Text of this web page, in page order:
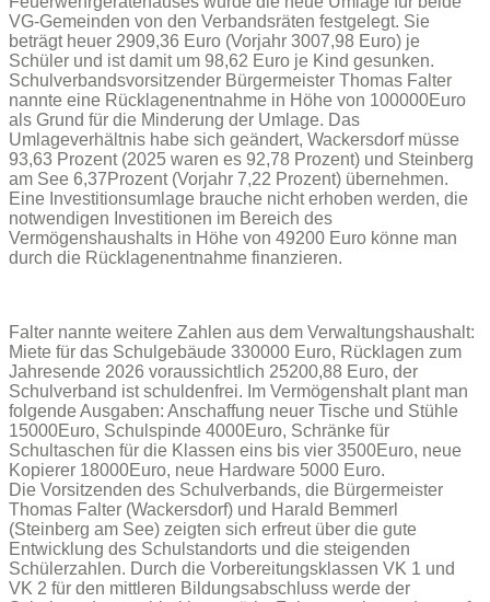
VG-Gemeinden von den Verbandsräten festgelegt. Sie
beträgt heuer 2909,36 Euro (Vorjahr 3007,98 Euro) je
Schüler und ist damit um 98,62 Euro je Kind gesunken.
Schulverbandsvorsitzender Bürgermeister Thomas Falter
nannte eine Rücklagenentnahme in Höhe von 100000Euro
als Grund für die Minderung der Umlage. Das
Umlageverhältnis habe sich geändert, Wackersdorf müsse
93,63 Prozent (2025 waren es 92,78 Prozent) und Steinberg
am See 6,37Prozent (Vorjahr 7,22 Prozent) übernehmen.
Eine Investitionsumlage brauche nicht erhoben werden, die
notwendigen Investitionen im Bereich des
Vermögenshaushalts in Höhe von 49200 Euro könne man
durch die Rücklagenentnahme finanzieren.
Falter nannte weitere Zahlen aus dem Verwaltungshaushalt:
Miete für das Schulgebäude 330000 Euro, Rücklagen zum
Jahresende 2026 voraussichtlich 25200,88 Euro, der
Schulverband ist schuldenfrei. Im Vermögenshalt plant man
folgende Ausgaben: Anschaffung neuer Tische und Stühle
15000Euro, Schulspinde 4000Euro, Schränke für
Schultaschen für die Klassen eins bis vier 3500Euro, neue
Kopierer 18000Euro, neue Hardware 5000 Euro.
Die Vorsitzenden des Schulverbands, die Bürgermeister
Thomas Falter (Wackersdorf) und Harald Bemmerl
(Steinberg am See) zeigten sich erfreut über die gute
Entwicklung des Schulstandorts und die steigenden
Schülerzahlen. Durch die Vorbereitungsklassen VK 1 und
VK 2 für den mittleren Bildungsabschluss werde der